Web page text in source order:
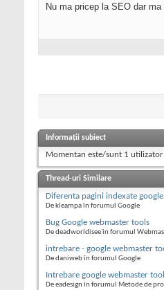
Nu ma pricep la SEO dar
Informații subiect
Momentan este/sunt 1
Thread-uri Similare
Diferenta pagini indexate
De kleampa în forumul Google
Bug Google webmaster tools
De deadworldisee în forumul
intrebare - google webmaster
De daniweb în forumul Google
Intrebare google webmaster
De eadesign în forumul Metode de